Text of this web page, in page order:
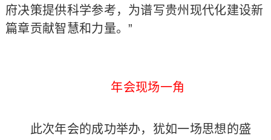
府决策提供科学参考，为谱写贵州现代化建设新
篇章贡献智慧和力量。”
年会现场一角
此次年会的成功举办，犹如一场思想的盛